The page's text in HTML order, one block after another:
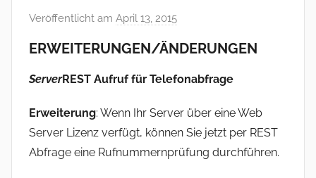
Veröffentlicht am April 13, 2015
n
a
m
i
n
ERWEITERUNGEN/ÄNDERUNGEN
ServerREST Aufruf für Telefonabfrage
Erweiterung: Wenn Ihr Server über eine Web
Server Lizenz verfügt, können Sie jetzt per REST
Abfrage eine Rufnummernprüfung durchführen.